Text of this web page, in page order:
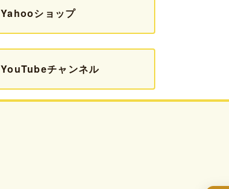
Yahooショップ
YouTubeチャンネル